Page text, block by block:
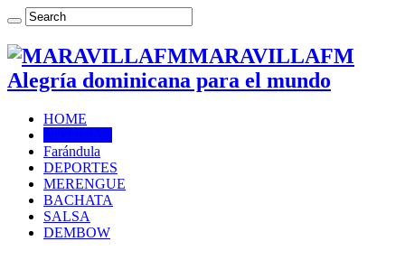
MARAVILLAFM
Alegría dominicana para el mundo
HOME
Farándula
DEPORTES
MERENGUE
BACHATA
SALSA
DEMBOW